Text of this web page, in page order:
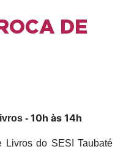
DE
-10h às 14h
Livros do SESI Taubaté